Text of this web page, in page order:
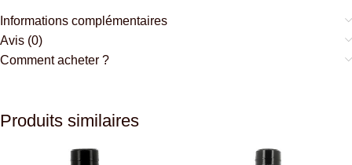
Informations complémentaires
Avis (0)
Comment acheter ?
Produits similaires